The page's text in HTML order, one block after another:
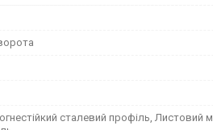
сталевий профіль, Листовий